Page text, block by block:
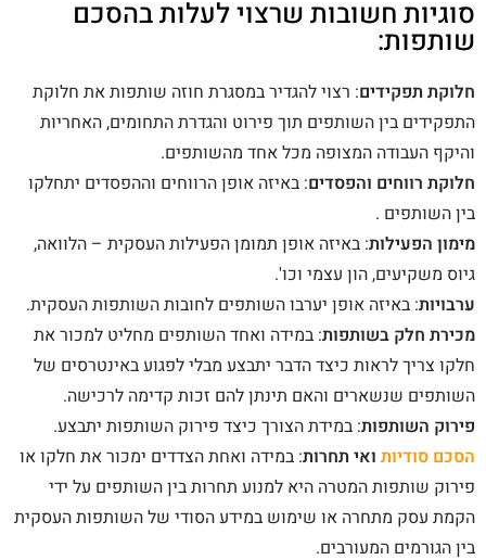
סוגיות חשובות שרצוי לעלות בהסכם
שותפות:
חלוקת תפקידים: רצוי להגדיר במסגרת חוזה שותפות את חלוקת
התפקידים בין השותפים תוך פירוט והגדרת התחומים, האחריות
והיקף העבודה המצופה מכל אחד מהשותפים.
חלוקת רווחים והפסדים: באיזה אופן הרווחים וההפסדים יתחלקו
בין השותפים .
מימון הפעילות: באיזה אופן תמומן הפעילות העסקית – הלוואה,
גיוס משקיעים, הון עצמי וכו'.
ערבויות: באיזה אופן יערבו השותפים לחובות השותפות העסקית.
מכירת חלק בשותפות: במידה ואחד השותפים מחליט למכור את
חלקו צריך לראות כיצד הדבר יתבצע מבלי לפגוע באינטרסים של
השותפים שנשארים והאם תינתן להם זכות קדימה לרכישה.
פירוק השותפות: במידת הצורך כיצד פירוק השותפות יתבצע.
הסכם סודיות ואי תחרות: במידה ואחת הצדדים ימכור את חלקו או
פירוק שותפות המטרה היא למנוע תחרות בין השותפים על ידי
הקמת עסק מתחרה או שימוש במידע הסודי של השותפות העסקית
בין הגורמים המעורבים.